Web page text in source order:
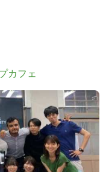
カフェ